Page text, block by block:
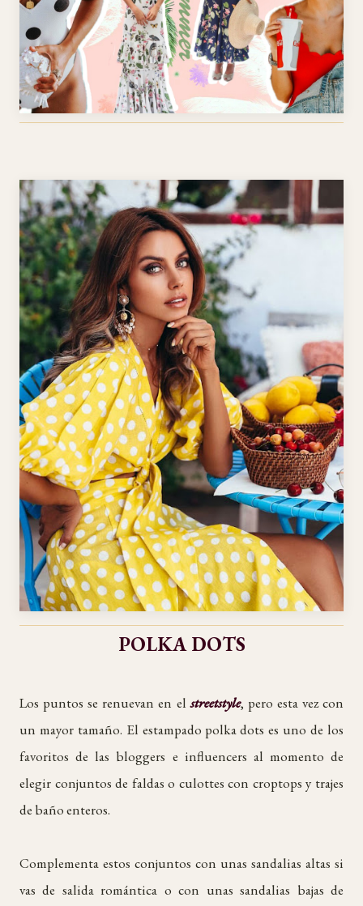
POLKA DOTS
Los puntos se renuevan en elstreetstyle, pero esta vez con
un mayor tamaño. El estampado polka dots es uno de los
favoritos de las bloggers e influencers al momento de
elegir conjuntos de faldas o culottes con croptops y trajes
de baño enteros.
Complementa estos conjuntos con unas sandalias altas si
vas de salida romántica o con unas sandalias bajas de